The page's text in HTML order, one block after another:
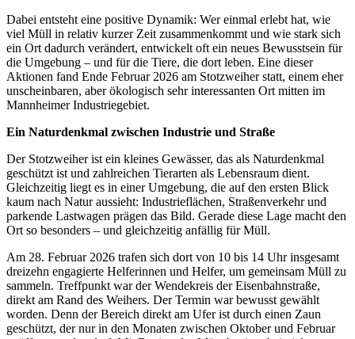
Dabei entsteht eine positive Dynamik: Wer einmal erlebt hat, wie
viel Müll in relativ kurzer Zeit zusammenkommt und wie stark sich
ein Ort dadurch verändert, entwickelt oft ein neues Bewusstsein für
die Umgebung – und für die Tiere, die dort leben. Eine dieser
Aktionen fand Ende Februar 2026 am Stotzweiher statt, einem eher
unscheinbaren, aber ökologisch sehr interessanten Ort mitten im
Mannheimer Industriegebiet.
Ein Naturdenkmal zwischen Industrie und Straße
Der Stotzweiher ist ein kleines Gewässer, das als Naturdenkmal
geschützt ist und zahlreichen Tierarten als Lebensraum dient.
Gleichzeitig liegt es in einer Umgebung, die auf den ersten Blick
kaum nach Natur aussieht: Industrieflächen, Straßenverkehr und
parkende Lastwagen prägen das Bild. Gerade diese Lage macht den
Ort so besonders – und gleichzeitig anfällig für Müll.
Am 28. Februar 2026 trafen sich dort von 10 bis 14 Uhr insgesamt
dreizehn engagierte Helferinnen und Helfer, um gemeinsam Müll zu
sammeln. Treffpunkt war der Wendekreis der Eisenbahnstraße,
direkt am Rand des Weihers. Der Termin war bewusst gewählt
worden. Denn der Bereich direkt am Ufer ist durch einen Zaun
geschützt, der nur in den Monaten zwischen Oktober und Februar